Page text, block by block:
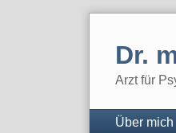
Dr.
Arzt für
Navigation
Über mich